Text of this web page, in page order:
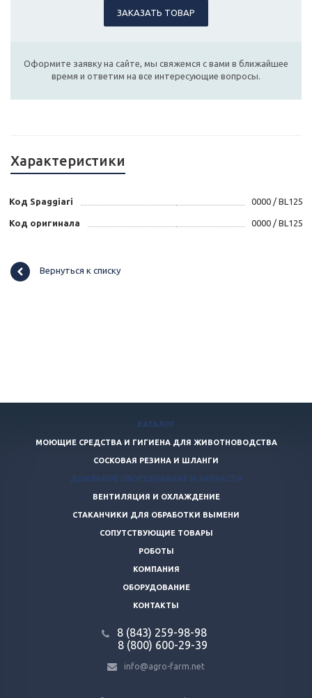
ЗАКАЗАТЬ ТОВАР
Оформите заявку на сайте, мы свяжемся с вами в ближайшее
время и ответим на все интересующие вопросы.
Характеристики
Код Spaggiari 0000 / BL125
Код оригинала 0000 / BL125
Вернуться к списку
КАТАЛОГ
МОЮЩИЕ СРЕДСТВА И ГИГИЕНА ДЛЯ ЖИВОТНОВОДСТВА
СОСКОВАЯ РЕЗИНА И ШЛАНГИ
ДОИЛЬНОЕ ОБОРУДОВАНИЕ И ЗАПЧАСТИ
ВЕНТИЛЯЦИЯ И ОХЛАЖДЕНИЕ
СТАКАНЧИКИ ДЛЯ ОБРАБОТКИ ВЫМЕНИ
СОПУТСТВУЮЩИЕ ТОВАРЫ
РОБОТЫ
КОМПАНИЯ
ОБОРУДОВАНИЕ
КОНТАКТЫ
8 (843) 259-98-98
8 (800) 600-29-39
info@agro-farm.net